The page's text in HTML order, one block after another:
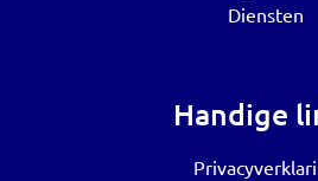
Diensten
Handige